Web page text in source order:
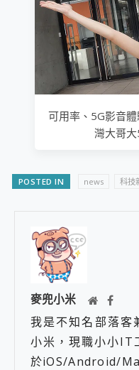
可用率、5G影音
灣大哥
POSTED IN news 科技
麥兜小米
我是不知名部落客
小米，現職小小IT
於iOS/Android/